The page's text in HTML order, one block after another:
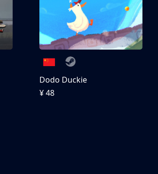
Dodo Duckie
¥ 48